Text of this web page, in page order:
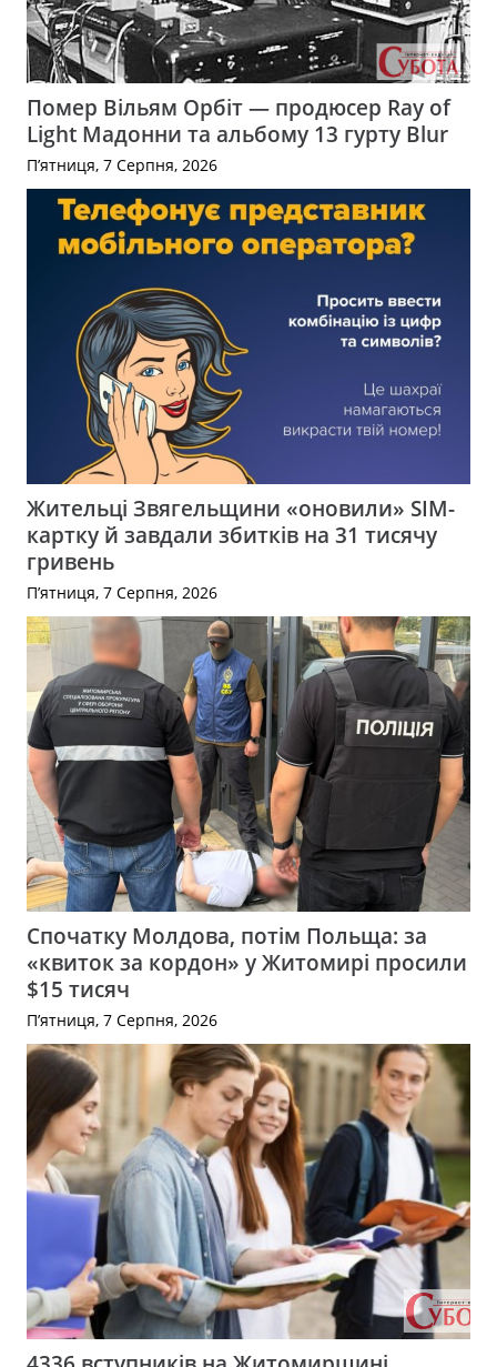
Помер Вільям Орбіт — продюсер Ray of
Light Мадонни та альбому 13 гурту Blur
П’ятниця, 7 Серпня, 2026
Жительці Звягельщини «оновили» SIM-
картку й завдали збитків на 31 тисячу
гривень
П’ятниця, 7 Серпня, 2026
Спочатку Молдова, потім Польща: за
«квиток за кордон» у Житомирі просили
$15 тисяч
П’ятниця, 7 Серпня, 2026